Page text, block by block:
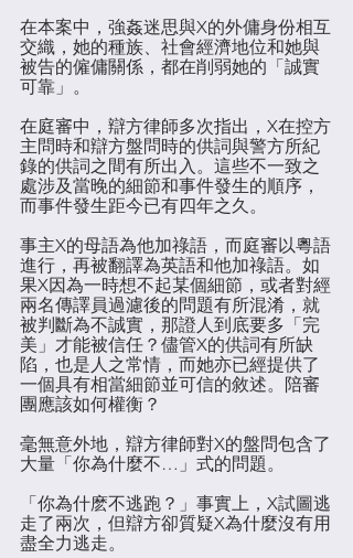
在本案中，強姦迷思與X的外傭身份相互
交織，她的種族、社會經濟地位和她與
被告的僱傭關係，都在削弱她的「誠實
可靠」。
在庭審中，辯方律師多次指出，X在控方
主問時和辯方盤問時的供詞與警方所紀
錄的供詞之間有所出入。這些不一致之
處涉及當晚的細節和事件發生的順序，
而事件發生距今已有四年之久。
事主X的母語為他加祿語，而庭審以粵語
進行，再被翻譯為英語和他加祿語。如
果X因為一時想不起某個細節，或者對經
兩名傳譯員過濾後的問題有所混淆，就
被判斷為不誠實，那證人到底要多「完
美」才能被信任？儘管X的供詞有所缺
陷，也是人之常情，而她亦已經提供了
一個具有相當細節並可信的敘述。陪審
團應該如何權衡？
毫無意外地，辯方律師對X的盤問包含了
大量「你為什麼不…」式的問題。
「你為什麽不逃跑？」事實上，X試圖逃
走了兩次，但辯方卻質疑X為什麼沒有用
盡全力逃走。